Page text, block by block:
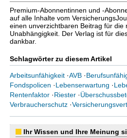
Premium-Abonnentinnen und -
auf alle Inhalte vom
einen unverzichtbaren Beitrag für die
Unabhängigkeit. Der Verlag ist für
dankbar.
Schlagwörter zu diesem Artikel
Arbeitsunfähigkeit ·AVB ·
Fondspolicen ·Lebenserwartung ·
Rentenfaktor ·Riester ·
Verbraucherschutz ·
Ihr Wissen und Ihre Meinung